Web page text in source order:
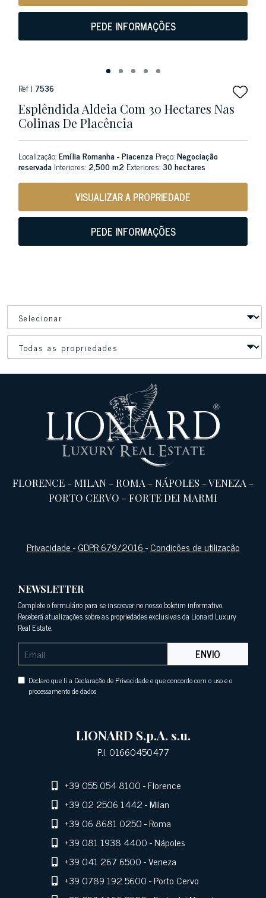
PEDE INFORMAÇÕES
Ref | 7536
Esplêndida Aldeia Com 30 Hectares Nas
Colinas De Placência
Localização:Emília Romanha - Piacenza Preço:Negociação
reservada Interiores: 2,500 m2 Exteriores:30 hectares
VISUALIZAR A PROPRIEDADE
PEDE INFORMAÇÕES
FLORENCE -MILAN -ROMA -NÁPOLES -VENEZA -
PORTO CERVO -FORTE DEI MARMI
Privacidade-GDPR 679/2016-Condições de utilização
NEWSLETTER
Complete o formulário para se inscrever no nosso boletim informativo.
Receberá atualizações sobre as propriedades exclusivas da Lionard Luxury
Real Estate.
ENVIO
Declaro que li a Declaração de Privacidade e que concordo com o uso e o
processamento de dados
LIONARD S.p.A. s.u.
P.I. 01660450477
+39 055 054 8100- Florence
+39 02 2506 1442- Milan
+39 06 8681 0250- Roma
+39 081 1938 4400- Nápoles
+39 041 267 6500- Veneza
+39 0789 192 5600- Porto Cervo